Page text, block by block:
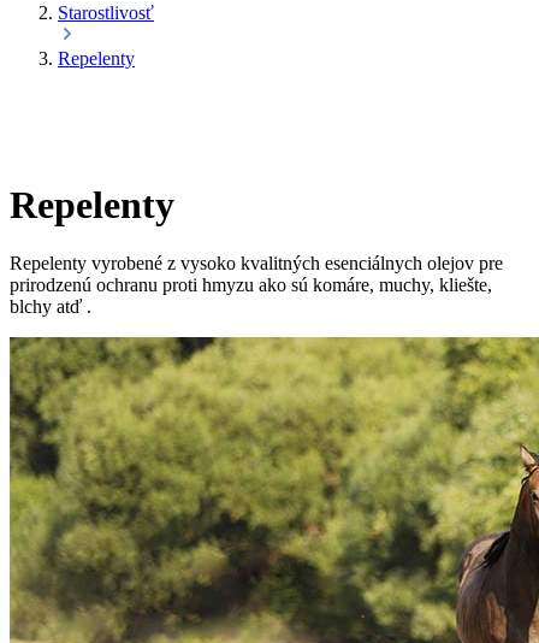
Starostlivosť
Repelenty
Repelenty
Repelenty vyrobené z vysoko kvalitných esenciálnych olejov pre
prirodzenú ochranu proti hmyzu ako sú komáre, muchy, kliešte,
blchy atď .